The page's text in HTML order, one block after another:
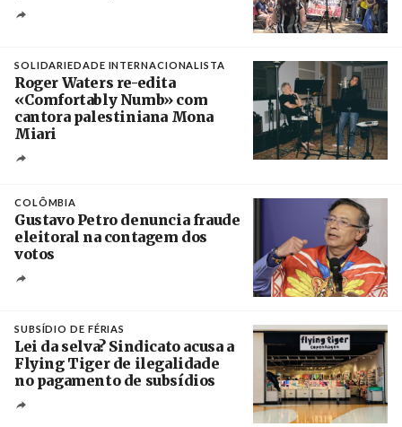
SOLIDARIEDADE INTERNACIONALISTA
Roger Waters re-edita
«Comfortably Numb» com
cantora palestiniana Mona
Miari
COLÔMBIA
Gustavo Petro denuncia fraude
eleitoral na contagem dos
votos
SUBSÍDIO DE FÉRIAS
Lei da selva? Sindicato acusa a
Flying Tiger de ilegalidade
no pagamento de subsídios